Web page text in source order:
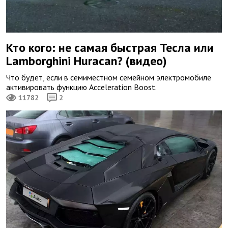
Кто кого: не самая быстрая Тесла или
Lamborghini Huracan? (видео)
Что будет, если в семиместном семейном электромобиле
активировать функцию Acceleration Boost.
11782 2